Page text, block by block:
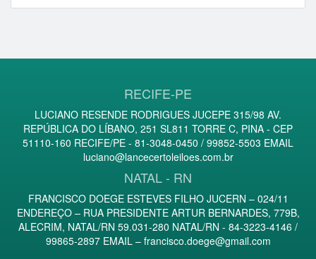
RECIFE-PE
LUCIANO RESENDE RODRIGUES JUCEPE 315/98 AV.
REPÚBLICA DO LÍBANO, 251 SL811 TORRE C, PINA - CEP
51110-160 RECIFE/PE - 81-3048-0450 / 99852-5503 EMAIL
luciano@lancecertoleiloes.com.br
NATAL - RN
FRANCISCO DOEGE ESTEVES FILHO JUCERN – 024/11
ENDEREÇO – RUA PRESIDENTE ARTUR BERNARDES, 779B,
ALECRIM, NATAL/RN 59.031-280 NATAL/RN - 84-3223-4146 /
99865-2897 EMAIL – francisco.doege@gmail.com